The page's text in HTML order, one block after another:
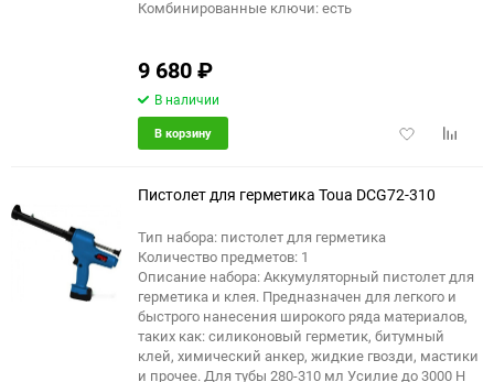
Комбинированные ключи: есть
9 680₽
В наличии
Добавить
В корзину
Пистолет для герметика Toua DCG72-310
Тип набора: пистолет для герметика
Количество предметов: 1
Описание набора: Аккумуляторный пистолет для
герметика и клея. Предназначен для легкого и
быстрого нанесения широкого ряда материалов,
таких как: силиконовый герметик, битумный
клей, химический анкер, жидкие гвозди, мастики
и прочее. Для тубы 280-310 мл Усилие до 3000 Н